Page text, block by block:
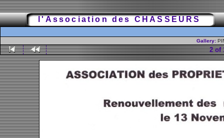
l'Association des CHASSEURS
Gallery:
2 of